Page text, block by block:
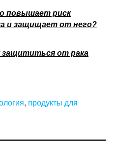
повышает риск
и защищает от него?
защититься от рака
, продукты для